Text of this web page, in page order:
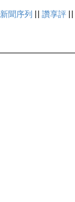
新聞序列 || 讚享評 ||